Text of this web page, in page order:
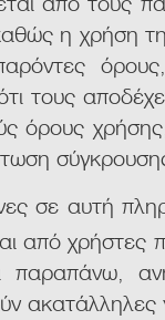
η χρήση
τους
όρους
σε αυτή
από
ακατάλληλες